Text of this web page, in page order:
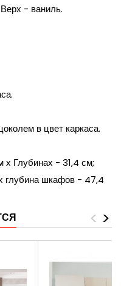
- ваниль.
в цвет каркаса.
х Глубинах - 31,4 см;
глубина шкафов - 47,4
>
<